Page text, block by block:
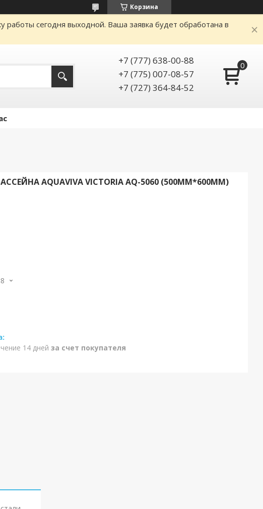
Корзина
работы сегодня выходной. Ваша заявка будет обработана в
+7 (777) 638-00-88
+7 (775) 007-08-57
+7 (727) 364-84-52
AQUAVIVA VICTORIA AQ-5060 (500MM*600MM)
14 дней за счет покупателя